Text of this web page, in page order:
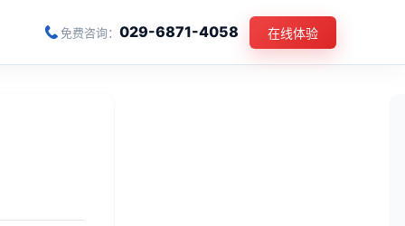
免费咨询： 029-6871-4058 在线体验